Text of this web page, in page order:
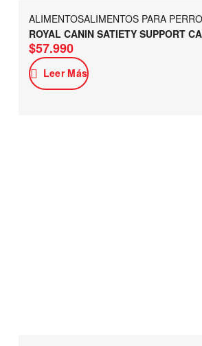
ALIMENTOSALIMENTOS PARA
ROYAL CANIN SATIETY SUPPORT
$57.990
Leer Más